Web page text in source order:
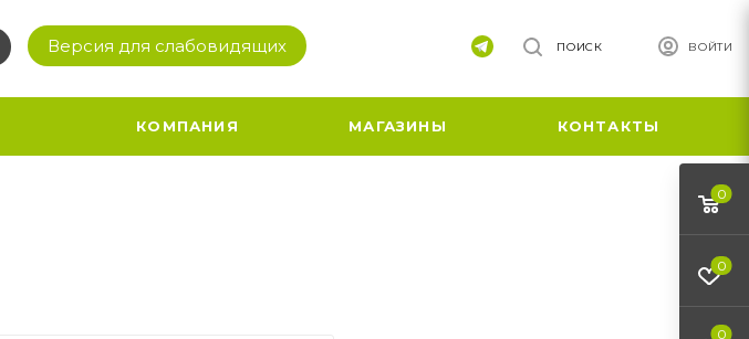
Версия для слабовидящих ВОЙТИ
ПОИСК
КОМПАНИЯ МАГАЗИНЫ КОНТАКТЫ
0
0
0